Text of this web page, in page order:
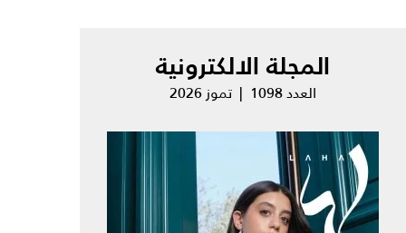
المجلة الالكترونية
العدد 1098 | تموز 2026